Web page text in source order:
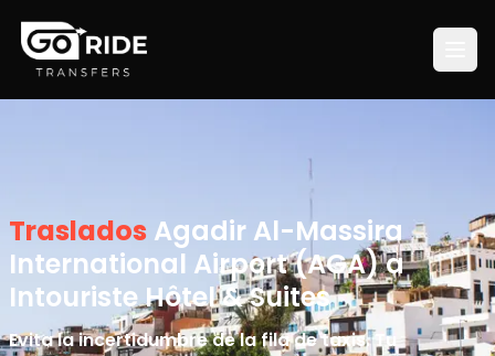
Traslados Agadir Al-Massira
International Airport (AGA) a
Intouriste Hôtel & Suites
Evita la incertidumbre de la fila de taxis. Tu